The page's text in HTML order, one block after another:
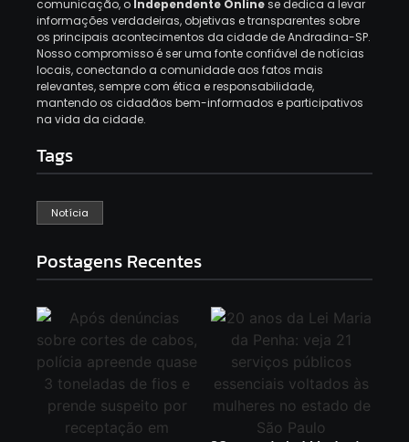
comunicação, o Independente Onlinese dedica a levar
informações verdadeiras, objetivas e transparentes sobre
os principais acontecimentos da cidade de Andradina-SP.
Nosso compromisso é ser uma fonte confiável de notícias
locais, conectando a comunidade aos fatos mais
relevantes, sempre com ética e responsabilidade,
mantendo os cidadãos bem-informados e participativos
na vida da cidade.
Tags
Notícia
Postagens Recentes